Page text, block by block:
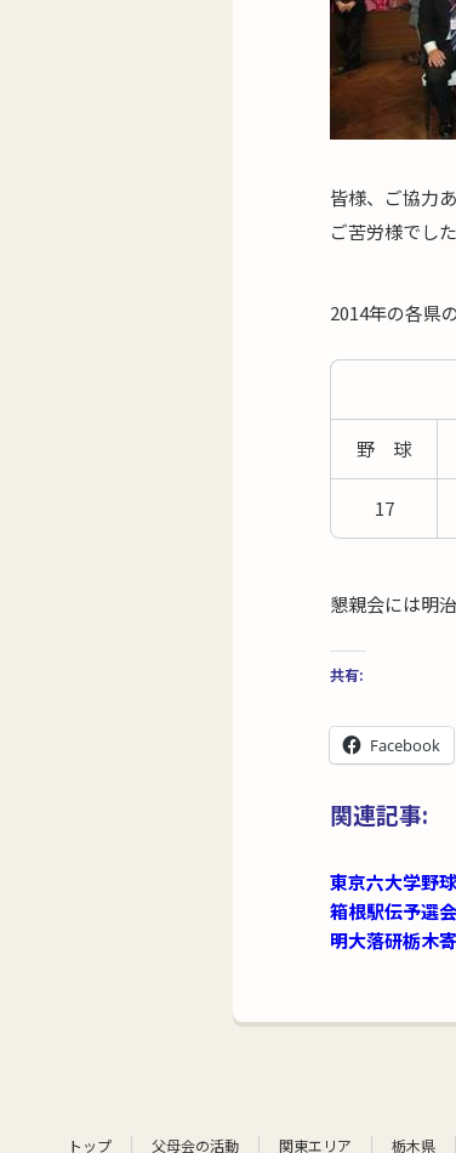
皆様、ご協力
ご苦労様でした
2014年の各県
野 球
17
懇親会には明
共有:
Facebook
関連記事:
東京六大学野
箱根駅伝予選
明大落研栃木
トップ 父母会の活動 関東エリア 栃木県